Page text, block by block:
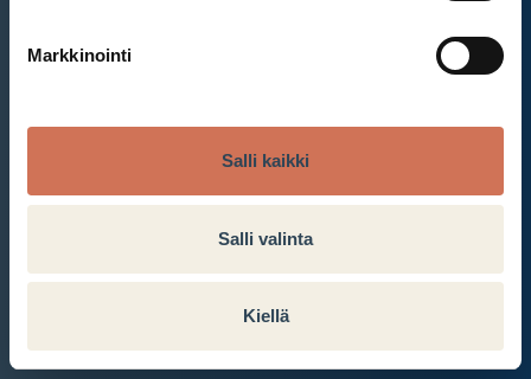
Markkinointi
Salli kaikki
Salli valinta
Kiellä